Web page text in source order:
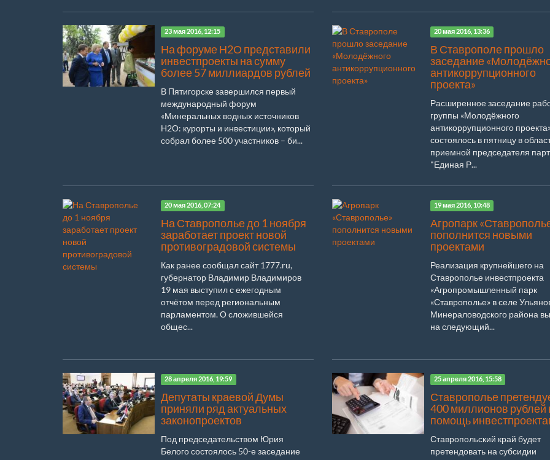
23 мая 2016, 12:15
На форуме Н2О представили
инвестпроекты на сумму
более 57 миллиардов рублей
В Пятигорске завершился первый
международный форум
«Минеральных водных источников
Н2О: курорты и инвестиции», который
собрал более 500 участников – би...
20 мая 2016, 13:36
В Ставрополе прошло
заседание
антикоррупционного
проекта»
Расширенное заседание
группы «Молодёжного
антикоррупционного
состоялось в пятницу в
приемной председателя
"Единая Р...
20 мая 2016, 07:24
На Ставрополье до 1 ноября
заработает проект новой
противоградовой системы
Как ранее сообщал сайт 1777.ru,
губернатор Владимир Владимиров
19 мая выступил с ежегодным
отчётом перед региональным
парламентом. О сложившейся
общес...
19 мая 2016, 10:48
Агропарк
пополнится новыми
проектами
Реализация крупнейшего на
Ставрополье инвестпроекта
«Агропромышленный парк
«Ставрополье» в селе
Минераловодского района
на следующий...
28 апреля 2016, 19:59
Депутаты краевой Думы
приняли ряд актуальных
законопроектов
Под председательством Юрия
Белого состоялось 50-е заседание
25 апреля 2016, 15:58
Ставрополье
400 миллионов рублей
помощь
Ставропольский край будет
претендовать на субсидии